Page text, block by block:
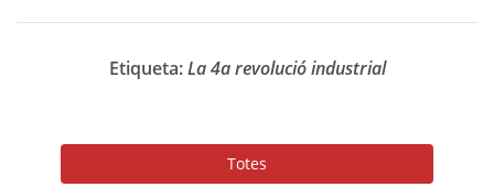
Etiqueta:La 4a revolució industrial
Totes